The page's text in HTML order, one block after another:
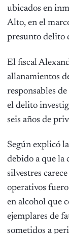
ubicados en
Alto, en el
presunto delito
El fiscal
allanamientos
responsables
el delito
seis años de
Según explicó
debido a que la
silvestres
operativos
en alcohol que
ejemplares de
sometidos a